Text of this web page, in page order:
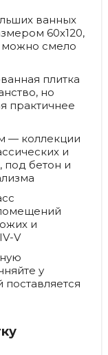
ванных
60х120,
можно смело
плитка
но
практичнее
— коллекции
и
под бетон и
и
V
у